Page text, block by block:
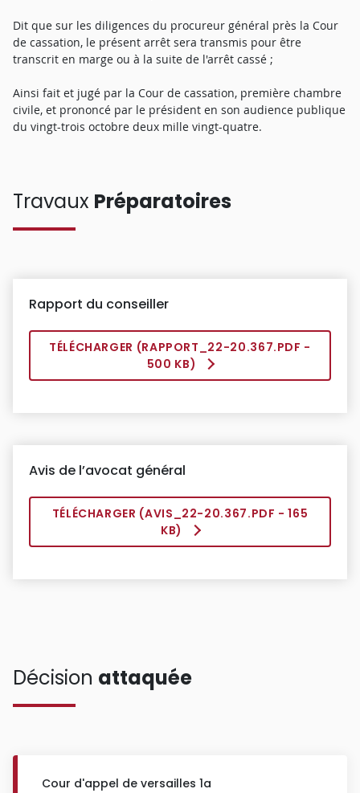
Dit que sur les diligences du procureur général près la Cour
de cassation, le présent arrêt sera transmis pour être
transcrit en marge ou à la suite de l'arrêt cassé ;
Ainsi fait et jugé par la Cour de cassation, première chambre
civile, et prononcé par le président en son audience publique
du vingt-trois octobre deux mille vingt-quatre.
Travaux Préparatoires
Rapport du conseiller
TÉLÉCHARGER (RAPPORT_22-20.367.PDF -
500 KB)
Avis de l’avocat général
TÉLÉCHARGER (AVIS_22-20.367.PDF - 165
KB)
Décision attaquée
Cour d'appel de versailles 1a